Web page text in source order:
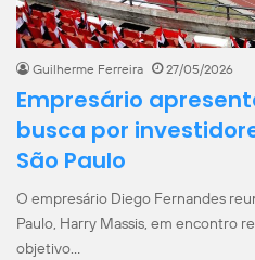
Guilherme Ferreira 27/05/2026
Empresário
busca por
São Paulo
O empresário Diego Fernandes
Paulo, Harry Massis, em encontro
objetivo…